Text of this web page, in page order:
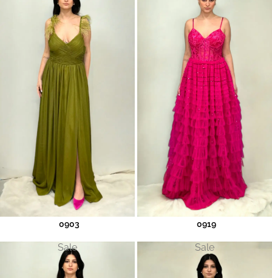
0903 0919
Sale Sale